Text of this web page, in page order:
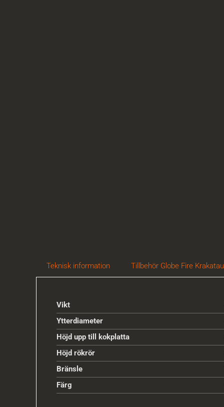
Teknisk information Tillbehör Globe Fire Krakatau
Vikt
Ytterdiameter
Höjd upp till kokplatta
Höjd rökrör
Bränsle
Färg